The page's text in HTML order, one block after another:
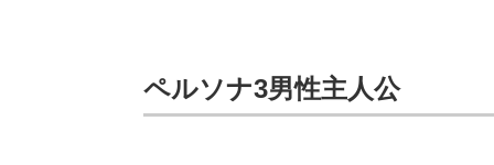
ペルソナ3男性主人公